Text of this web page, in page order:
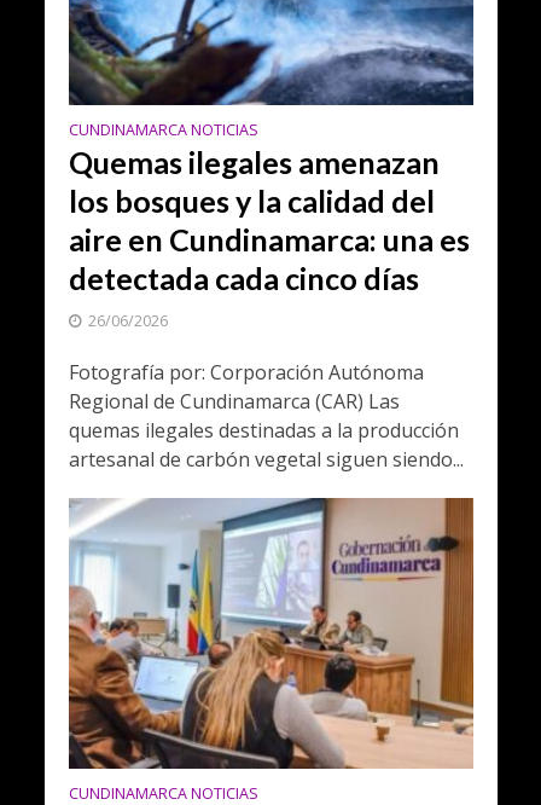
CUNDINAMARCA NOTICIAS
Quemas ilegales amenazan
los bosques y la calidad del
aire en Cundinamarca: una es
detectada cada cinco días
26/06/2026
Fotografía por: Corporación Autónoma
Regional de Cundinamarca (CAR) Las
quemas ilegales destinadas a la producción
artesanal de carbón vegetal siguen siendo...
CUNDINAMARCA NOTICIAS